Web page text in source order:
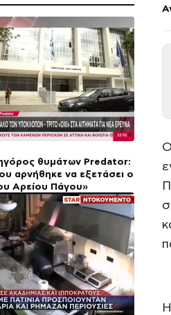
θυμάτων Predator:
αρνήθηκε να εξετάσει ο
Αρείου Πάγου»